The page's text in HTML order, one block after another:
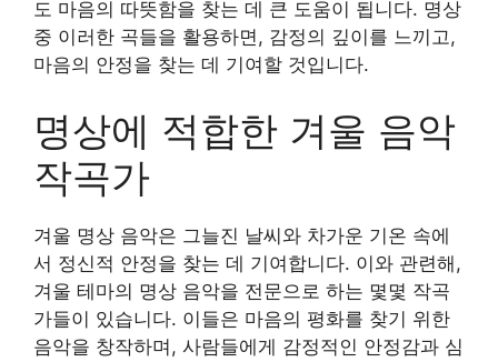
도 마음의 따뜻함을 찾는 데 큰 도움이 됩니다. 명상
중 이러한 곡들을 활용하면, 감정의 깊이를 느끼고,
마음의 안정을 찾는 데 기여할 것입니다.
명상에 적합한 겨울 음악
작곡가
겨울 명상 음악은 그늘진 날씨와 차가운 기온 속에
서 정신적 안정을 찾는 데 기여합니다. 이와 관련해,
겨울 테마의 명상 음악을 전문으로 하는 몇몇 작곡
가들이 있습니다. 이들은 마음의 평화를 찾기 위한
음악을 창작하며, 사람들에게 감정적인 안정감과 심